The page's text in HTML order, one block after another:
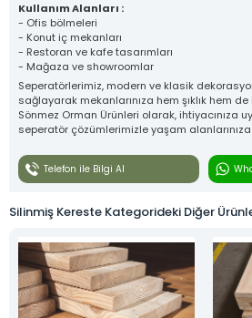
KONTRAPLAK
SILINMIŞ KERESTE OSB
Tüm hakkı saklıdır. Sitemizde kullanılan tüm içerik ve görseller
Fuat Sönmez Orman Ürünleri’ne ait olup izinsiz kullanımı hukuki yaptırıma
Kullanım Alanları :
- Ofis bölmeleri
- Konut iç mekanları
- Restoran ve kafe tasarımları
- Mağaza ve showroomlar
Seperatörlerimiz, modern ve klasik
sağlayarak mekanlarınıza hem şıklık hem
Sönmez Orman Ürünleri olarak, ihtiyacınıza
seperatör çözümlerimizle yaşam
Telefon ile Bilgi Al
Silinmiş Kereste Kategorideki Diğer